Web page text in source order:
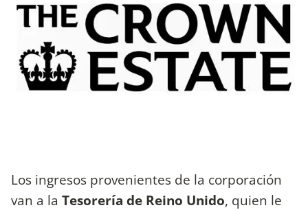
Los ingresos provenientes de la corporación
van a la Tesorería de Reino Unido, quien le